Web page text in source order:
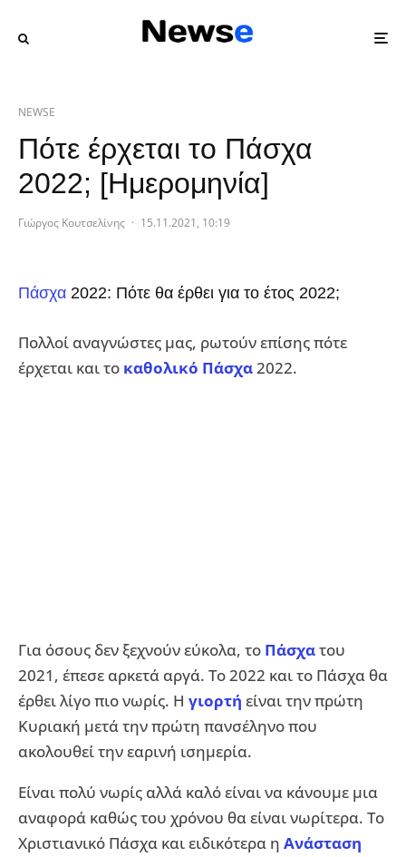
NEWSE
Πότε έρχεται το Πάσχα
2022; [Ημερομηνία]
Γιώργος Κουτσελίνης · 15.11.2021, 10:19
Πάσχα 2022: Πότε θα έρθει για το έτος 2022;
Πολλοί αναγνώστες μας, ρωτούν επίσης πότε
έρχεται και το καθολικό Πάσχα2022.
Για όσους δεν ξεχνούν εύκολα, το Πάσχατου
2021, έπεσε αρκετά αργά. Το 2022 και το Πάσχα θα
έρθει λίγο πιο νωρίς. Η γιορτή είναι την πρώτη
Κυριακή μετά την πρώτη πανσέληνο που
ακολουθεί την εαρινή ισημερία.
Είναι πολύ νωρίς αλλά καλό είναι να κάνουμε μια
αναφορά καθώς του χρόνου θα είναι νωρίτερα. Το
Χριστιανικό Πάσχα και ειδικότερα η Ανάσταση